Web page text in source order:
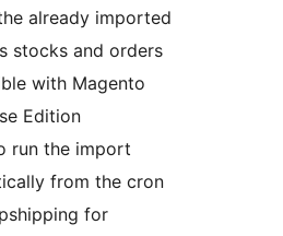
already imported
stocks and orders
with Magento
Edition
run the import
from the cron
for